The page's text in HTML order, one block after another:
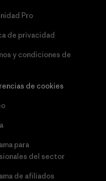
Pro
de privacidad
y condiciones de
de cookies
para
del sector
de afiliados